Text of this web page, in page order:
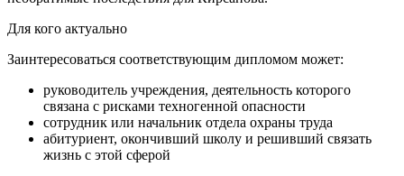
Для кого актуально
Заинтересоваться соответствующим дипломом может:
руководитель учреждения, деятельность которого
связана с рисками техногенной опасности
сотрудник или начальник отдела охраны труда
абитуриент, окончивший школу и решивший связать
жизнь с этой сферой